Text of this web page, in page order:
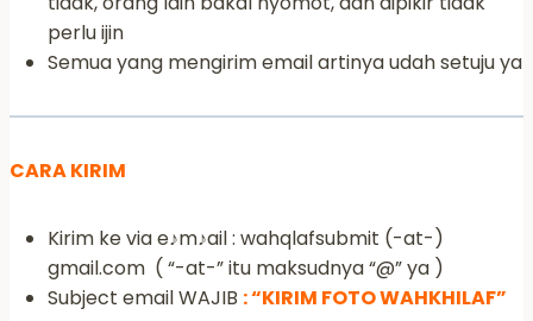
perlu ijin
Semua yang mengirim email artinya udah setuju ya
CARA KIRIM
Kirim ke via e♪m♪ail : wahqlafsubmit (-at-)
gmail.com ( “-at-” itu maksudnya “@” ya )
Subject email WAJIB : “KIRIM FOTO WAHKHILAF”